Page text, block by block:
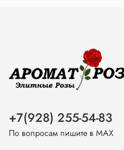
+7(928) 255-54-83
По вопросам пишите в МАХ